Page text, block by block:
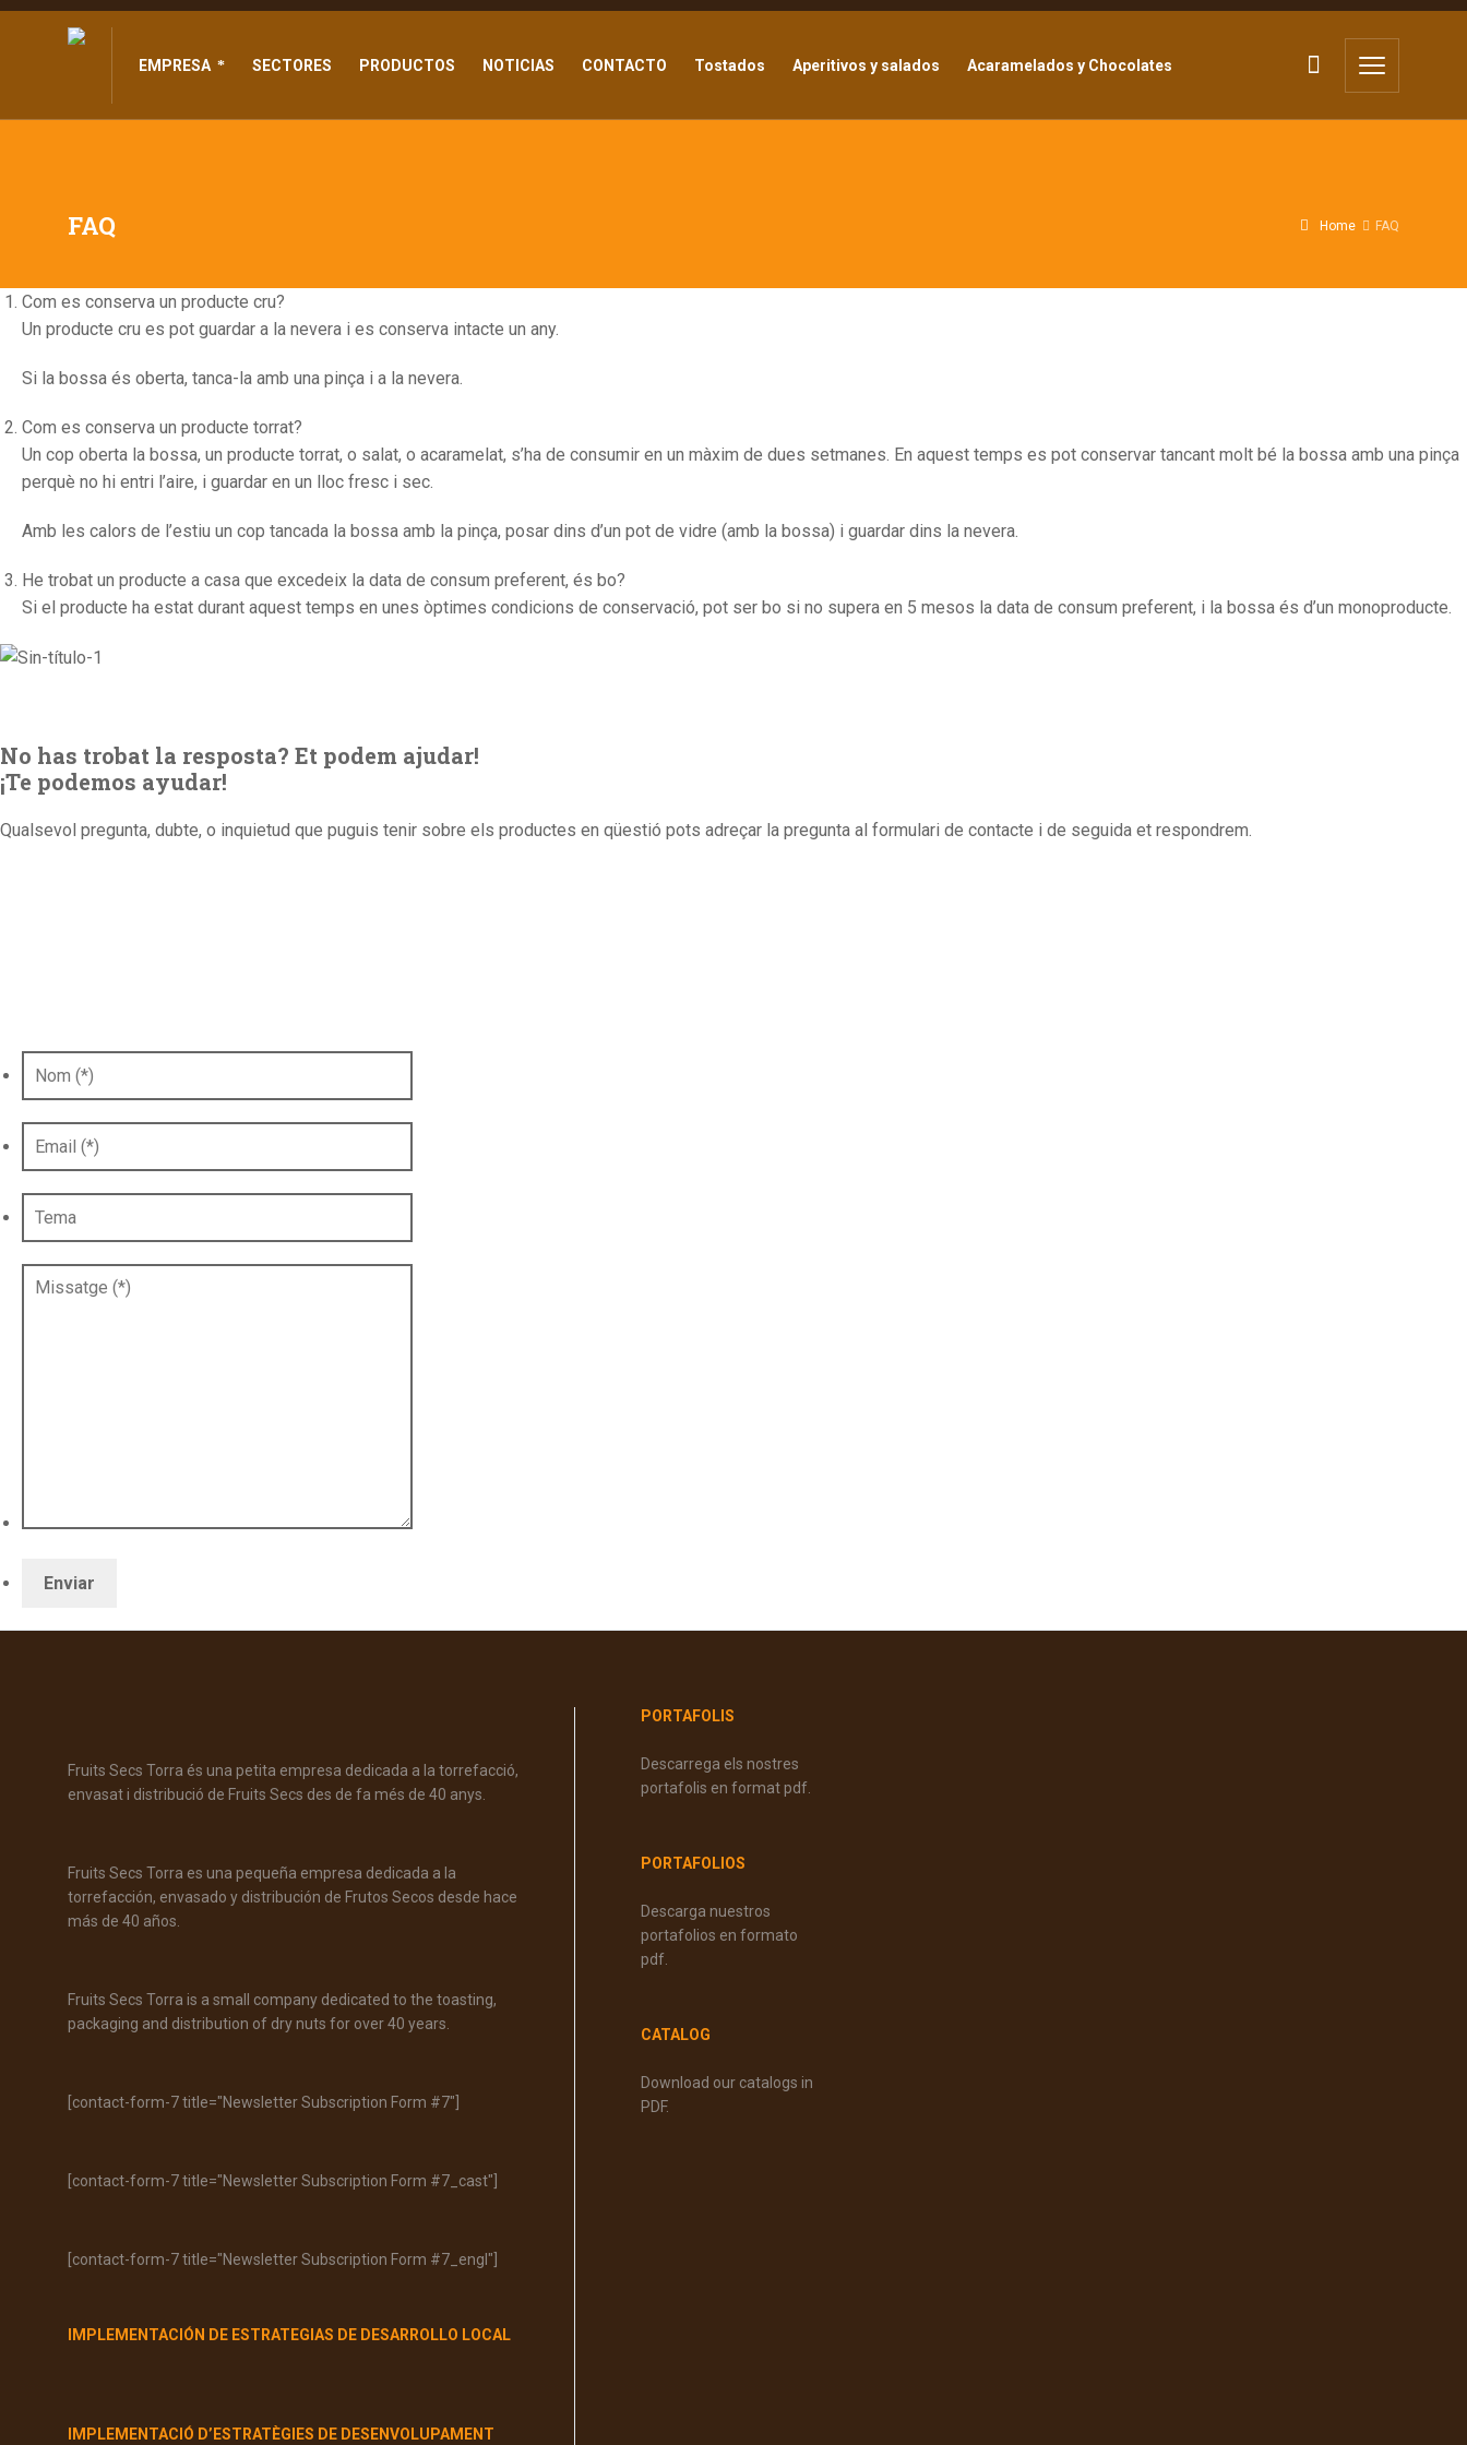
EMPRESA SECTORES PRODUCTOS NOTICIAS CONTACTO Tostados Aperitivos y salados Acaramelados y Chocolates
FAQ Home FAQ
Com es conserva un producte cru?
Un producte cru es pot guardar a la nevera i es conserva intacte un any.
Si la bossa és oberta, tanca-la amb una pinça i a la nevera.
Com es conserva un producte torrat?
Un cop oberta la bossa, un producte torrat, o salat, o acaramelat, s’ha de consumir en un màxim de dues setmanes. En aquest temps es pot conservar tancant molt bé la bossa amb una pinça
perquè no hi entri l’aire, i guardar en un lloc fresc i sec.
Amb les calors de l’estiu un cop tancada la bossa amb la pinça, posar dins d’un pot de vidre (amb la bossa) i guardar dins la nevera.
He trobat un producte a casa que excedeix la data de consum preferent, és bo?
Si el producte ha estat durant aquest temps en unes òptimes condicions de conservació, pot ser bo si no supera en 5 mesos la data de consum preferent, i la bossa és d’un monoproducte.
No has trobat la resposta? Et podem ajudar!
¡Te podemos ayudar!
Qualsevol pregunta, dubte, o inquietud que puguis tenir sobre els productes en qüestió pots adreçar la pregunta al formulari de contacte i de seguida et respondrem.
Fruits Secs Torra és una petita empresa dedicada a la torrefacció,
envasat i distribució de Fruits Secs des de fa més de 40 anys.
Fruits Secs Torra es una pequeña empresa dedicada a la
torrefacción, envasado y distribución de Frutos Secos desde hace
más de 40 años.
Fruits Secs Torra is a small company dedicated to the toasting,
packaging and distribution of dry nuts for over 40 years.
[contact-form-7 title="Newsletter Subscription Form #7"]
[contact-form-7 title="Newsletter Subscription Form #7_cast"]
[contact-form-7 title="Newsletter Subscription Form #7_engl"]
IMPLEMENTACIÓN DE ESTRATEGIAS DE DESARROLLO LOCAL
IMPLEMENTACIÓ D’ESTRATÈGIES DE DESENVOLUPAMENT
PORTAFOLIS
Descarrega els nostres
portafolis en format pdf.
PORTAFOLIOS
Descarga nuestros
portafolios en formato
pdf.
CATALOG
Download our catalogs in
PDF.